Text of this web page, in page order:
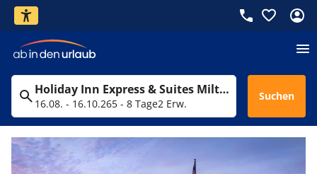
Holiday Inn Express & Suites Milton East I-10
16.08. - 16.10.265 - 8 Tage2 Erw.
Suchen